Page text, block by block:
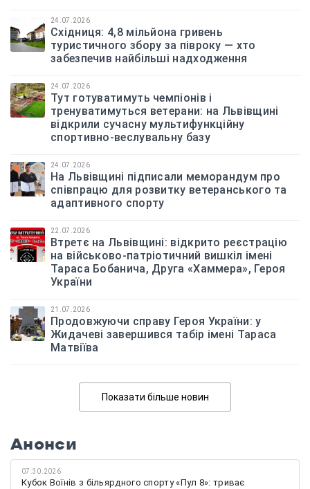
24.07.2026
Східниця: 4,8 мільйона гривень
туристичного збору за півроку — хто
забезпечив найбільші надходження
24.07.2026
Тут готуватимуть чемпіонів і
тренуватимуться ветерани: на Львівщині
відкрили сучасну мультифункційну
спортивно-веслувальну базу
24.07.2026
На Львівщині підписали меморандум про
співпрацю для розвитку ветеранського та
адаптивного спорту
22.07.2026
Втретє на Львівщині: відкрито реєстрацію
на військово-патріотичний вишкіл імені
Тараса Бобанича, Друга «Хаммера», Героя
України
21.07.2026
Продовжуючи справу Героя України: у
Жидачеві завершився табір імені Тараса
Матвіїва
Показати більше новин
Анонси
07.30.2026
Кубок Воїнів з більярдного спорту «Пул 8»: триває